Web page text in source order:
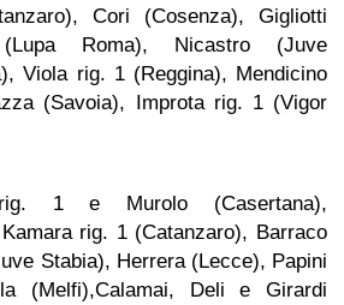
Cori (Cosenza), Gigliotti
Roma), Nicastro (Juve
Viola rig. 1 (Reggina), Mendicino
(Savoia), Improta rig. 1 (Vigor
1 e Murolo (Casertana),
rig. 1 (Catanzaro), Barraco
Stabia), Herrera (Lecce), Papini
(Melfi),Calamai, Deli e Girardi